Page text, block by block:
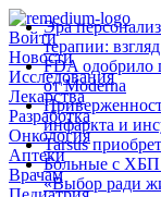
Войти
Новости
Исследования
Лекарства
Разработка
Онкология
Аптеки
Врачам
Эра
терапии:
FDA одобрило
от Moderna
инфаркта и
Tarsus
Больные с ХБП
«Выбор ради